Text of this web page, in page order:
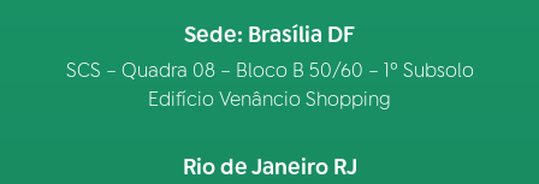
Sede: Brasília DF
SCS – Quadra 08 – Bloco B 50/60 – 1º Subsolo
Edifício Venâncio Shopping
Rio de Janeiro RJ